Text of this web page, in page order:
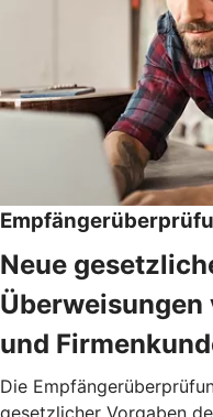
Neue
und
Die
gesetzlicher Vorgaben